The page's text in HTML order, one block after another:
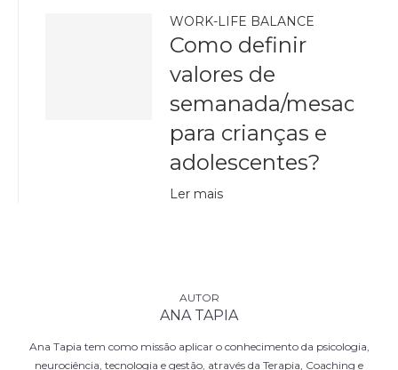
WORK-LIFE BALANCE
Como definir
valores de
semanada/mesada
para crianças e
adolescentes?
Ler mais
ANA TAPIA
Ana Tapia tem como missão aplicar o conhecimento da psicologia,
neurociência, tecnologia e gestão, através da Terapia, Coaching e